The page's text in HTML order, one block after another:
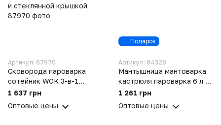
Артикул: 87970
Сковорода пароварка
сотейник WOK 3-в-1
Zauberg 1332 BL с
антипригарным покрытием
1 637 грн
Оптовые цены
Подарок
Артикул: 84328
Мантышница мантоварка
кастрюля пароварка 6 л с
3 ярусами из
Plus
1 261 грн
Оптовые цены